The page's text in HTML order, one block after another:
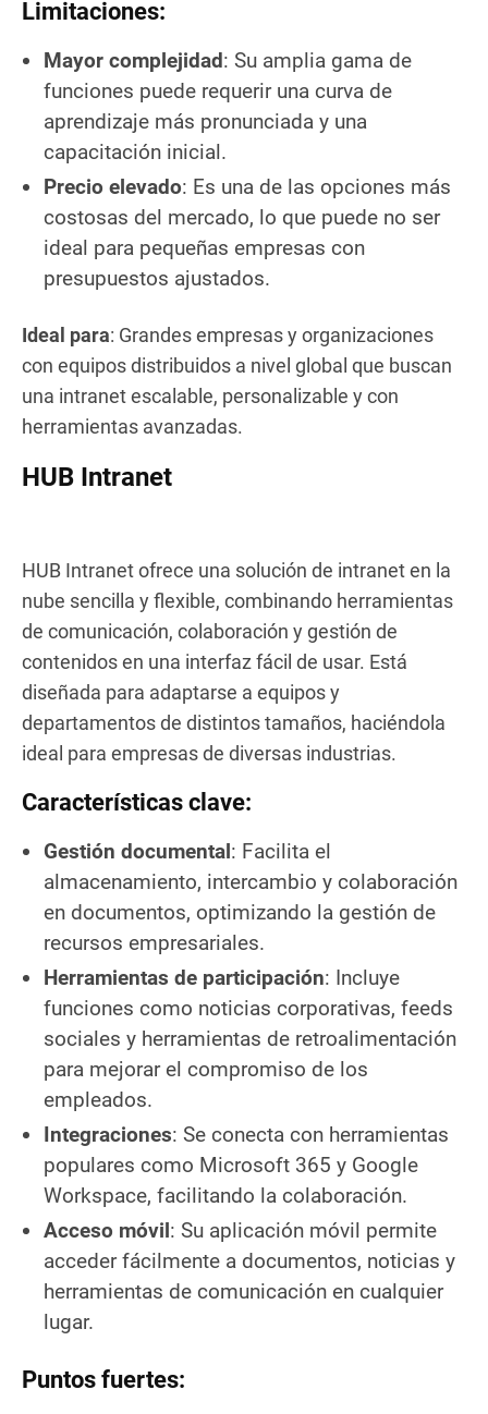
Limitaciones:
Mayor complejidad: Su amplia gama de
funciones puede requerir una curva de
aprendizaje más pronunciada y una
capacitación inicial.
Precio elevado: Es una de las opciones más
costosas del mercado, lo que puede no ser
ideal para pequeñas empresas con
presupuestos ajustados.
Ideal para: Grandes empresas y organizaciones
con equipos distribuidos a nivel global que buscan
una intranet escalable, personalizable y con
herramientas avanzadas.
HUB Intranet
HUB Intranet ofrece una solución de intranet en la
nube sencilla y flexible, combinando herramientas
de comunicación, colaboración y gestión de
contenidos en una interfaz fácil de usar. Está
diseñada para adaptarse a equipos y
departamentos de distintos tamaños, haciéndola
ideal para empresas de diversas industrias.
Características clave:
Gestión documental: Facilita el
almacenamiento, intercambio y colaboración
en documentos, optimizando la gestión de
recursos empresariales.
Herramientas de participación: Incluye
funciones como noticias corporativas, feeds
sociales y herramientas de retroalimentación
para mejorar el compromiso de los
empleados.
Integraciones: Se conecta con herramientas
populares como Microsoft 365 y Google
Workspace, facilitando la colaboración.
Acceso móvil: Su aplicación móvil permite
acceder fácilmente a documentos, noticias y
herramientas de comunicación en cualquier
lugar.
Puntos fuertes: